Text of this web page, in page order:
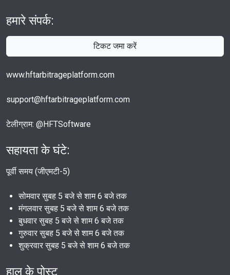
हमारे संपर्क:
टिकट जमा करें
www.hftarbitrageplatform.com
support@hftarbitrageplatform.com
टेलीग्राम: @HFTSoftware
सहायता के घंटे:
पूर्वी समय (जीएमटी-5)
सोमवार सुबह 5 बजे से शाम 6 बजे तक
मंगलवार सुबह 5 बजे से शाम 6 बजे तक
बुधवार सुबह 5 बजे से शाम 6 बजे तक
गुरुवार सुबह 5 बजे से शाम 6 बजे तक
शुक्रवार सुबह 5 बजे से शाम 6 बजे तक
हाल के पोस्ट